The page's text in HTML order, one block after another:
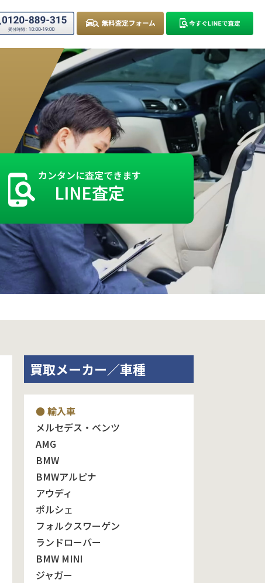
カンタンに査定できます
LINE査定
買取メーカー／車種
● 輸入車
メルセデス・ベンツ
AMG
BMW
BMWアルピナ
アウディ
ポルシェ
フォルクスワーゲン
ランドローバー
BMW MINI
ジャガー